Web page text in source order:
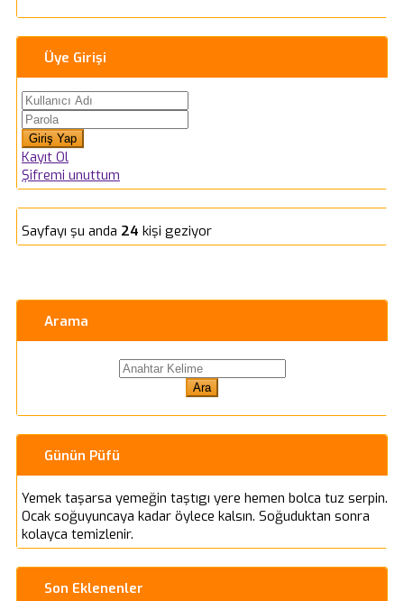
Üye Girişi
Kayıt Ol
Şifremi unuttum
Sayfayı şu anda 24 kişi geziyor
Arama
Günün Püfü
Yemek taşarsa yemeğin taştıgı yere hemen bolca tuz serpin.
Ocak soğuyuncaya kadar öylece kalsın. Soğuduktan sonra
kolayca temizlenir.
Son Eklenenler